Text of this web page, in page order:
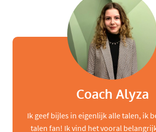
Coach Alyza
Ik geef bijles in eigenlijk alle talen, ik
talen fan! Ik vind het vooral